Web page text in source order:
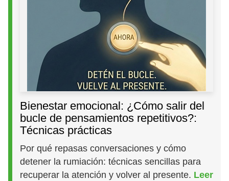
Bienestar emocional: ¿Cómo salir del
bucle de pensamientos repetitivos?:
Técnicas prácticas
Por qué repasas conversaciones y cómo
detener la rumiación: técnicas sencillas para
recuperar la atención y volver al presente. Leer